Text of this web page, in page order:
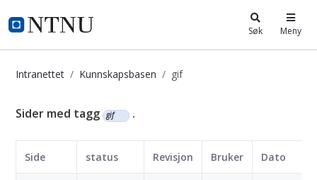
i.ntnu.no Søk Meny
Intranettet Kunnskapsbasen gif
Kunnskapsbasen
Sider med tagg gif .
Side status Revisjon Bruker Dato